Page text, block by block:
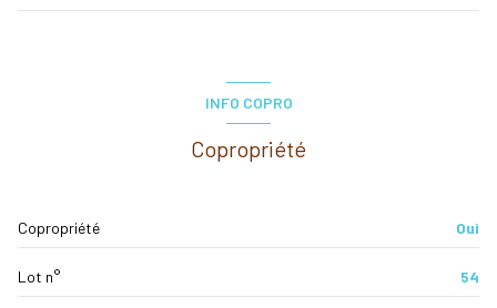
quartier Hyper centre, Proche commerces
loggia
INFO COPRO
Copropriété
Copropriété Oui
Lot n° 54